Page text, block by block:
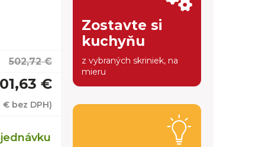
502,72 €
€
€ bez DPH)
Zostavte si
kuchyňu
z vybraných skriniek, na
mieru